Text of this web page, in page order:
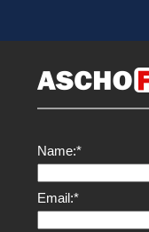
Name:*
Email:*